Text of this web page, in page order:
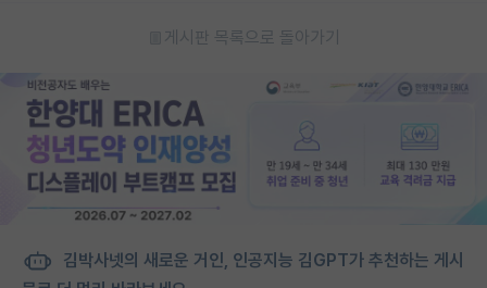
게시판 목록으로 돌아가기
김박사넷의 새로운 거인, 인공지능 김GPT가 추천하는 게시